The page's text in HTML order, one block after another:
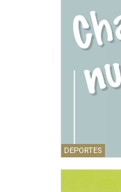
DEPORTES